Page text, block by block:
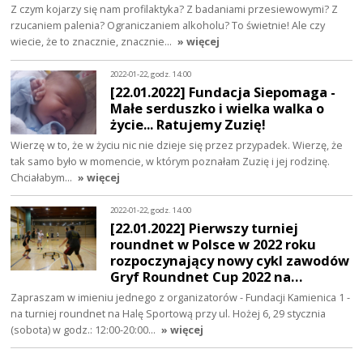
Z czym kojarzy się nam profilaktyka? Z badaniami przesiewowymi? Z
rzucaniem palenia? Ograniczaniem alkoholu? To świetnie! Ale czy
wiecie, że to znacznie, znacznie… » więcej
2022-01-22, godz. 14:00
[22.01.2022] Fundacja Siepomaga -
Małe serduszko i wielka walka o
życie... Ratujemy Zuzię!
Wierzę w to, że w życiu nic nie dzieje się przez przypadek. Wierzę, że
tak samo było w momencie, w którym poznałam Zuzię i jej rodzinę.
Chciałabym… » więcej
2022-01-22, godz. 14:00
[22.01.2022] Pierwszy turniej
roundnet w Polsce w 2022 roku
rozpoczynający nowy cykl zawodów
Gryf Roundnet Cup 2022 na…
Zapraszam w imieniu jednego z organizatorów - Fundacji Kamienica 1 -
na turniej roundnet na Halę Sportową przy ul. Hożej 6, 29 stycznia
(sobota) w godz.: 12:00-20:00… » więcej